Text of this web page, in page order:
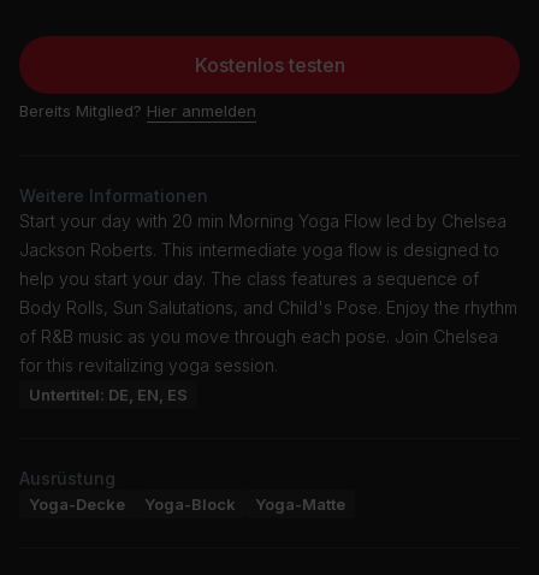
Kostenlos testen
Bereits Mitglied? Hier anmelden
Weitere Informationen
Start your day with 20 min Morning Yoga Flow led by Chelsea
Jackson Roberts. This intermediate yoga flow is designed to
help you start your day. The class features a sequence of
Body Rolls, Sun Salutations, and Child's Pose. Enjoy the rhythm
of R&B music as you move through each pose. Join Chelsea
for this revitalizing yoga session.
Untertitel: DE, EN, ES
Ausrüstung
Yoga-Decke Yoga-Block Yoga-Matte